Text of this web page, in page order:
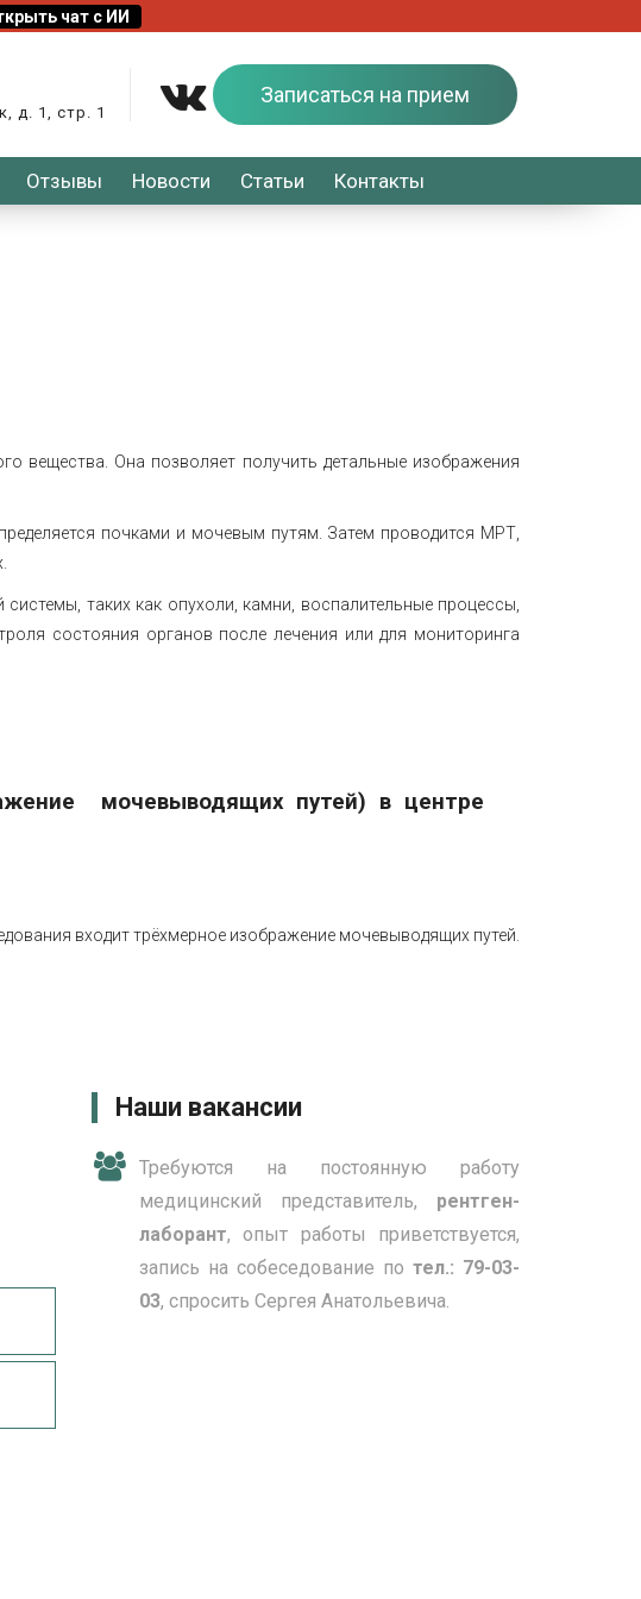
д. 1, стр. 1
Записаться на прием
Отзывы Новости Статьи Контакты
вещества. Она позволяет получить детальные изображения
почками и мочевым путям. Затем проводится МРТ,
таких как опухоли, камни, воспалительные процессы,
состояния органов после лечения или для мониторинга
мочевыводящих путей) в центре
входит трёхмерное изображение мочевыводящих путей.
Наши вакансии
Требуются на постоянную работу
медицинский представитель, рентген-
лаборант, опыт работы приветствуется,
запись на собеседование по тел.: 79-03-
03, спросить Сергея Анатольевича.